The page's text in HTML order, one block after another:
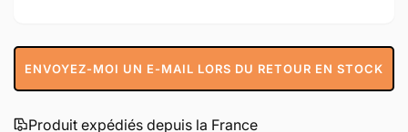
ENVOYEZ-MOI UN E-MAIL LORS DU RETOUR EN STOCK
Produit expédiés depuis la France